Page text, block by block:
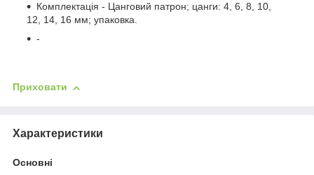
Комплектація - Цанговий патрон; цанги: 4, 6, 8, 10,
12, 14, 16 мм; упаковка.
-
Приховати
Характеристики
Основні